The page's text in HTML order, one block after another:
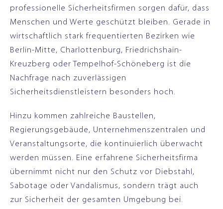
professionelle Sicherheitsfirmen sorgen dafür, dass
Menschen und Werte geschützt bleiben. Gerade in
wirtschaftlich stark frequentierten Bezirken wie
Berlin-Mitte, Charlottenburg, Friedrichshain-
Kreuzberg oder Tempelhof-Schöneberg ist die
Nachfrage nach zuverlässigen
Sicherheitsdienstleistern besonders hoch.
Hinzu kommen zahlreiche Baustellen,
Regierungsgebäude, Unternehmenszentralen und
Veranstaltungsorte, die kontinuierlich überwacht
werden müssen. Eine erfahrene Sicherheitsfirma
übernimmt nicht nur den Schutz vor Diebstahl,
Sabotage oder Vandalismus, sondern trägt auch
zur Sicherheit der gesamten Umgebung bei.